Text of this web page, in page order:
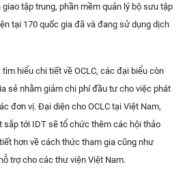
tập trung, phần mềm quản lý bộ sưu tập
tại 170 quốc gia đã và đang sử dụng dịch
hiểu chi tiết về OCLC, các đại biểu còn
sẻ nhằm giảm chi phí đầu tư cho việc phát
đơn vị. Đại diện cho OCLC tại Việt Nam,
sắp tới IDT sẽ tổ chức thêm các hội thảo
hơn về cách thức tham gia cũng như
trợ cho các thư viện Việt Nam.